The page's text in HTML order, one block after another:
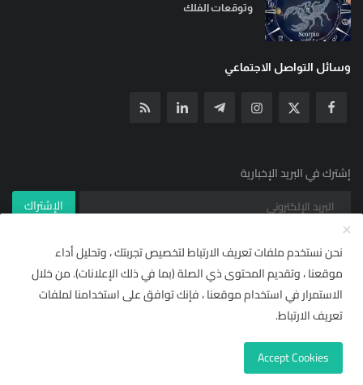
وتوقعات الفلك
وسائل التواصل الاجتماعي
إشترك في البريد الإخبارية
الإشتراك
© جميع الحقوق محفوظة ل YallaNews net 2021
شروط خدمة RSS | يلا نيوز نت
الاشتراكات والأسعار (وصول مجاني)
نحن نستخدم ملفات تعريف الارتباط لتخصيص تجربتك ، وتحليل أداء
موقعنا ، وتقديم المحتوى ذي الصلة (بما في ذلك الإعلانات). من خلال
الاستمرار في استخدام موقعنا ، فإنك توافق على استخدامنا لملفات
تعريف الارتباط.
Accept Cookies
🌟 أضف "يلا نيوز نت" إلى مصادرك ×
تابع أحدث الأخبار والتقارير حصرياً ومباشرة من قسم
مصادرك"
لاحقاً